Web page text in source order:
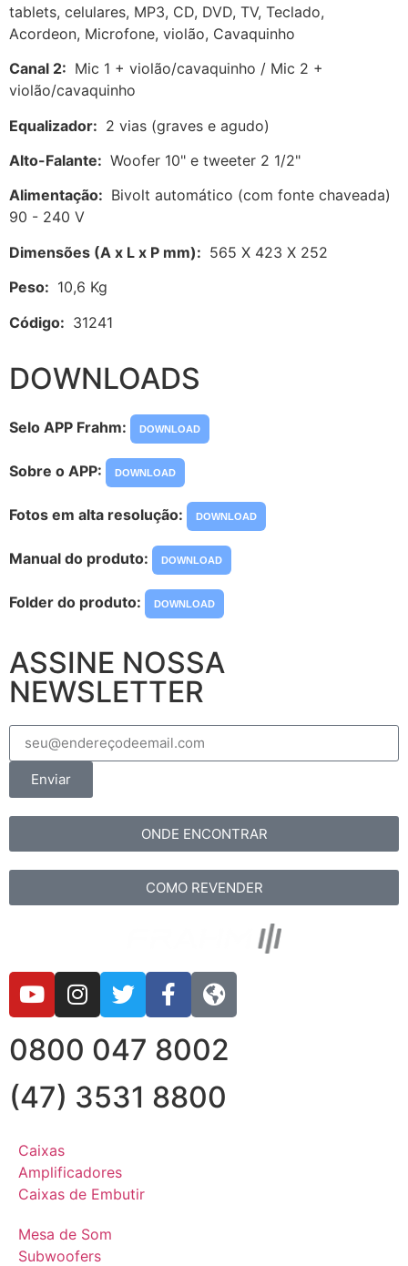
tablets, celulares, MP3, CD, DVD, TV, Teclado,
Acordeon, Microfone, violão, Cavaquinho
Canal 2: Mic 1 + violão/cavaquinho / Mic 2 +
violão/cavaquinho
Equalizador: 2 vias (graves e agudo)
Alto-Falante: Woofer 10" e tweeter 2 1/2"
Alimentação: Bivolt automático (com fonte chaveada)
90 - 240 V
Dimensões (A x L x P mm): 565 X 423 X 252
Peso: 10,6 Kg
Código: 31241
DOWNLOADS
Selo APP Frahm: DOWNLOAD
Sobre o APP: DOWNLOAD
Fotos em alta resolução: DOWNLOAD
Manual do produto: DOWNLOAD
Folder do produto: DOWNLOAD
ASSINE NOSSA
NEWSLETTER
Enviar
ONDE ENCONTRAR
COMO REVENDER
0800 047 8002
(47) 3531 8800
Caixas
Amplificadores
Caixas de Embutir
Mesa de Som
Subwoofers